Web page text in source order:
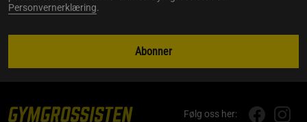
Personvernerklæring.
Abonner
Følg oss her: